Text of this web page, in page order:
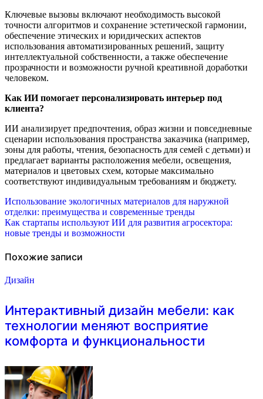
Ключевые вызовы включают необходимость высокой
точности алгоритмов и сохранение эстетической гармонии,
обеспечение этических и юридических аспектов
использования автоматизированных решений, защиту
интеллектуальной собственности, а также обеспечение
прозрачности и возможности ручной креативной доработки
человеком.
Как ИИ помогает персонализировать интерьер под
клиента?
ИИ анализирует предпочтения, образ жизни и повседневные
сценарии использования пространства заказчика (например,
зоны для работы, чтения, безопасность для семей с детьми) и
предлагает варианты расположения мебели, освещения,
материалов и цветовых схем, которые максимально
соответствуют индивидуальным требованиям и бюджету.
Навигация
по
записям
Использование экологичных материалов для наружной
отделки: преимущества и современные тренды
Как стартапы используют ИИ для развития агросектора:
новые тренды и возможности
Похожие записи
Дизайн
Интерактивный дизайн мебели: как
технологии меняют восприятие
комфорта и функциональности